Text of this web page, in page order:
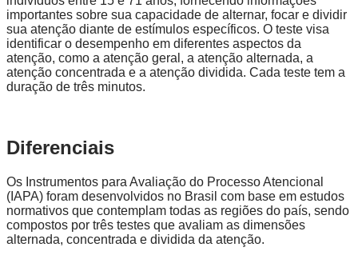
importantes sobre sua capacidade de alternar, focar e dividir
sua atenção diante de estímulos específicos. O teste visa
identificar o desempenho em diferentes aspectos da
atenção, como a atenção geral, a atenção alternada, a
atenção concentrada e a atenção dividida. Cada teste tem a
duração de três minutos.
Diferenciais
Os Instrumentos para Avaliação do Processo Atencional
(IAPA) foram desenvolvidos no Brasil com base em estudos
normativos que contemplam todas as regiões do país, sendo
compostos por três testes que avaliam as dimensões
alternada, concentrada e dividida da atenção.